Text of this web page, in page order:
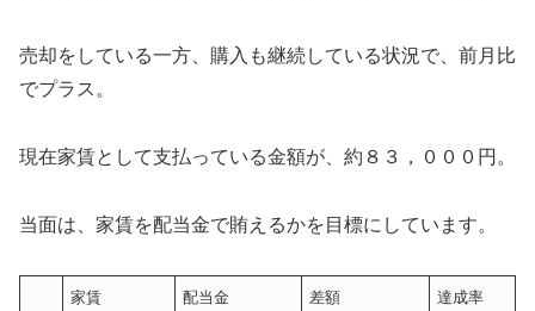
売却をしている一方、購入も継続している状況で、前月比
でプラス。
現在家賃として支払っている金額が、約８３，０００円。
当面は、家賃を配当金で賄えるかを目標にしています。
家賃 配当金 差額 達成率